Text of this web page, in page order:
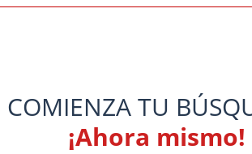
COMIENZA TU
¡Ahora mismo!